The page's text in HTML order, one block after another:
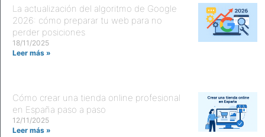
La actualización del algoritmo de Google
2026: cómo preparar tu web para no
perder posiciones
18/11/2025
Leer más »
Cómo crear una tienda online profesional
en España paso a paso
12/11/2025
Leer más »